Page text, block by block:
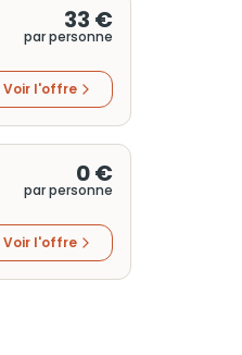
33 €
par personne
Voir l'offre
0 €
par personne
Voir l'offre